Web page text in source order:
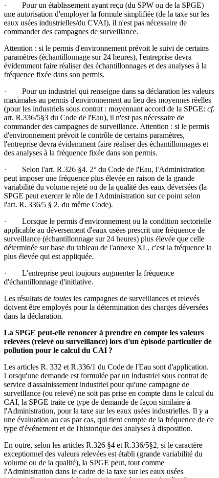
· Pour un établissement ayant reçu (du SPW ou de la SPGE)
une autorisation d'employer la formule simplifiée (de la taxe sur les
eaux usées industrielles/du CVAI), il n'est pas nécessaire de
commander des campagnes de surveillance.
Attention : si le permis d'environnement prévoit le suivi de certains
paramètres (échantillonnage sur 24 heures), l'entreprise devra
évidemment faire réaliser des échantillonnages et des analyses à la
fréquence fixée dans son permis.
· Pour un industriel qui renseigne dans sa déclaration les valeurs
maximales au permis d'environnement au lieu des moyennes réelles
(pour les industriels sous contrat : moyennant accord de la SPGE: cf.
art. R.336/5§3 du Code de l'Eau), il n'est pas nécessaire de
commander des campagnes de surveillance. Attention : si le permis
d'environnement prévoit le contrôle de certains paramètres,
l'entreprise devra évidemment faire réaliser des échantillonnages et
des analyses à la fréquence fixée dans son permis.
· Selon l'art. R.326 §4. 2° du Code de l'Eau, l'Administration
peut imposer une fréquence plus élevée en raison de la grande
variabilité du volume rejeté ou de la qualité des eaux déversées (la
SPGE peut exercer le rôle de l'Administration sur ce point selon
l'art. R. 336/5 § 2. du même Code).
· Lorsque le permis d'environnement ou la condition sectorielle
applicable au déversement d'eaux usées prescrit une fréquence de
surveillance (échantillonnage sur 24 heures) plus élevée que celle
déterminée sur base du tableau de l'annexe XL, c'est la fréquence la
plus élevée qui est appliquée.
· L'entreprise peut toujours augmenter la fréquence
d'échantillonnage d'initiative.
Les résultats de toutes les campagnes de surveillances et relevés
doivent être employés pour la détermination des charges déversées
dans la déclaration.
La SPGE peut-elle renoncer à prendre en compte les valeurs
relevées (relevé ou surveillance) lors d'un épisode particulier de
pollution pour le calcul du CAI ?
Les articles R. 332 et R.336/1 du Code de l'Eau sont d'application.
Lorsqu'une demande est formulée par un industriel sous contrat de
service d'assainissement industriel pour qu'une campagne de
surveillance (ou relevé) ne soit pas prise en compte dans le calcul du
CAI, la SPGE traite ce type de demande de façon similaire à
l'Administration, pour la taxe sur les eaux usées industrielles. Il y a
une évaluation au cas par cas, qui tient compte de la fréquence de ce
type d'événement et de l'historique des analyses à disposition.
En outre, selon les articles R.326 §4 et R.336/5§2, si le caractère
exceptionnel des valeurs relevées est établi (grande variabilité du
volume ou de la qualité), la SPGE peut, tout comme
l'Administration dans le cadre de la taxe sur les eaux usées